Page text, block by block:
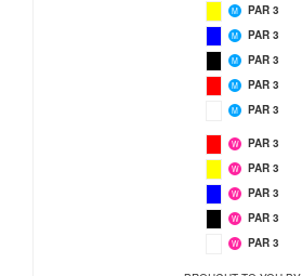
M PAR 3
M PAR 3
M PAR 3
M PAR 3
M PAR 3
W PAR 3
W PAR 3
W PAR 3
W PAR 3
W PAR 3